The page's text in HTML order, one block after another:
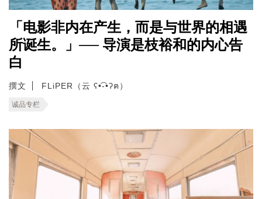
「电影非内在产生，而是与世界的相遇
所诞生。」── 导演是枝裕和的内心告
白
撰文 FLiPER（云 ʕ•͡-•ʔฅ）
诚品专栏